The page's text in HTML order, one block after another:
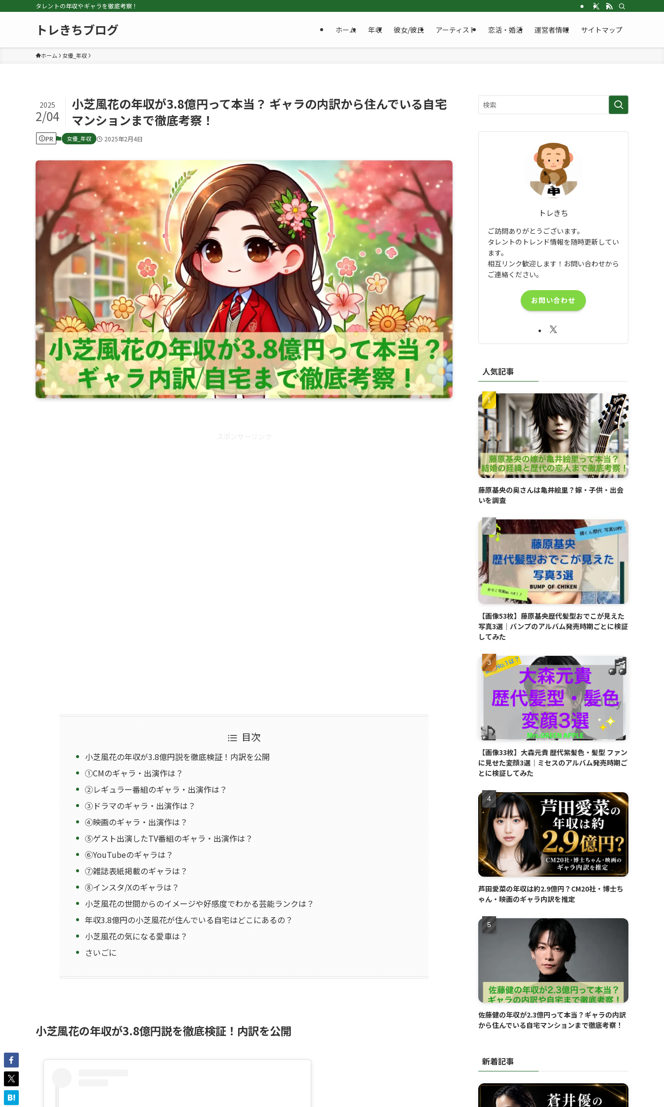
タレントの年収やギャラを徹底考察！
トレきちブログ ホーム 年収 彼女/彼氏 アーティスト 恋活・婚活 運営者情報 サイトマップ
ホーム 女優_年収
小芝風花の年収が3.8億円って本当？ ギャラの内訳から住んでいる自宅
マンションまで徹底考察！
2025
2/04
PR 女優_年収 2025年2月4日
目次
小芝風花の年収が3.8億円説を徹底検証！内訳を公開
①CMのギャラ・出演作は？
②レギュラー番組のギャラ・出演作は？
③ドラマのギャラ・出演作は？
④映画のギャラ・出演作は？
⑤ゲスト出演したTV番組のギャラ・出演作は？
⑥YouTubeのギャラは？
⑦雑誌表紙掲載のギャラは？
⑧インスタ/Xのギャラは？
小芝風花の世間からのイメージや好感度でわかる芸能ランクは？
年収3.8億円の小芝風花が住んでいる自宅はどこにあるの？
小芝風花の気になる愛車は？
さいごに
小芝風花の年収が3.8億円説を徹底検証！内訳を公開
トレきち
ご訪問ありがとうございます。
タレントのトレンド情報を随時更新してい
ます。
相互リンク歓迎します！お問い合わせから
ご連絡ください。
お問い合わせ
人気記事
藤原基央の奥さんは亀井絵里？嫁・子供・出会
いを調査
【画像53枚】藤原基央歴代髪型おでこが見えた
写真3選｜バンプのアルバム発売時期ごとに検証
してみた
【画像33枚】大森元貴 歴代紫髪色・髪型 ファン
に見せた変顔3選｜ミセスのアルバム発売時期ご
とに検証してみた
芦田愛菜の年収は約2.9億円？CM20社・博士ち
ゃん・映画のギャラ内訳を推定
佐藤健の年収が2.3億円って本当？ギャラの内訳
から住んでいる自宅マンションまで徹底考察！
新着記事